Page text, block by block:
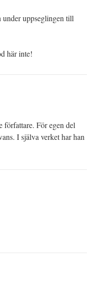
uppseglingen till
här inte!
författare. För egen del
I själva verket har han